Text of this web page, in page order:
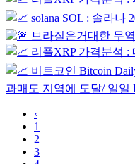
‹
1
2
3